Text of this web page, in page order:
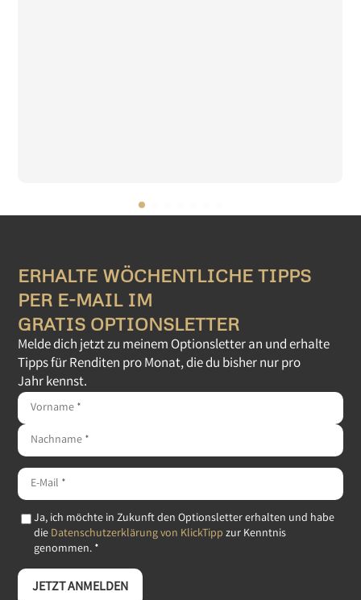
ERHALTE WÖCHENTLICHE TIPPS
PER E-MAIL IM
GRATIS OPTIONSLETTER
Melde dich jetzt zu meinem Optionsletter an und erhalte
Tipps für Renditen pro Monat, die du bisher nur pro
Jahr kennst.
Ja, ich möchte in Zukunft den Optionsletter erhalten und habe
die Datenschutzerklärung von KlickTipp zur Kenntnis
genommen. *
JETZT ANMELDEN